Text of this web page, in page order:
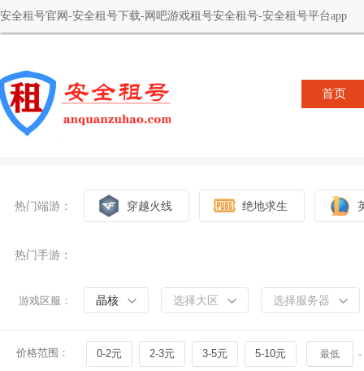
安全租号官网-安全租号下载-网吧游戏租号安全租号-安全租号平台app
首页
热门端游： 穿越火线 绝地求生
热门手游：
游戏区服： 晶核 选择大区 选择服务器
价格范围： 0-2元 2-3元 3-5元 5-10元 -